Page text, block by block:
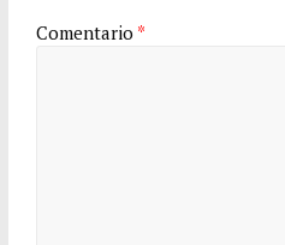
Comentario *